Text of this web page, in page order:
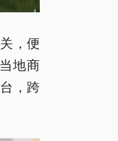
，便
地商
，跨